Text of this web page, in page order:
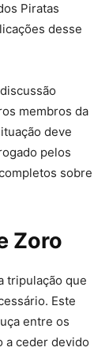
Piratas
desse
membros da
deve
pelos
sobre
Zoro
tripulação que
Este
entre os
a ceder devido